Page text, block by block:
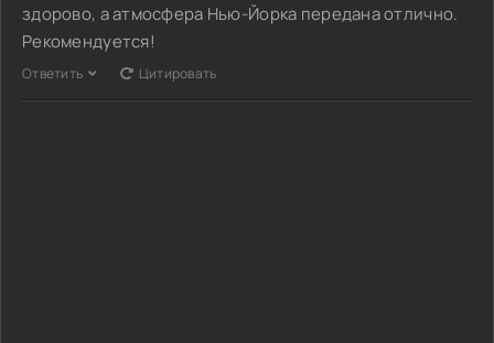
здорово, а атмосфера Нью-Йорка передана отлично.
Рекомендуется!
Ответить Цитировать